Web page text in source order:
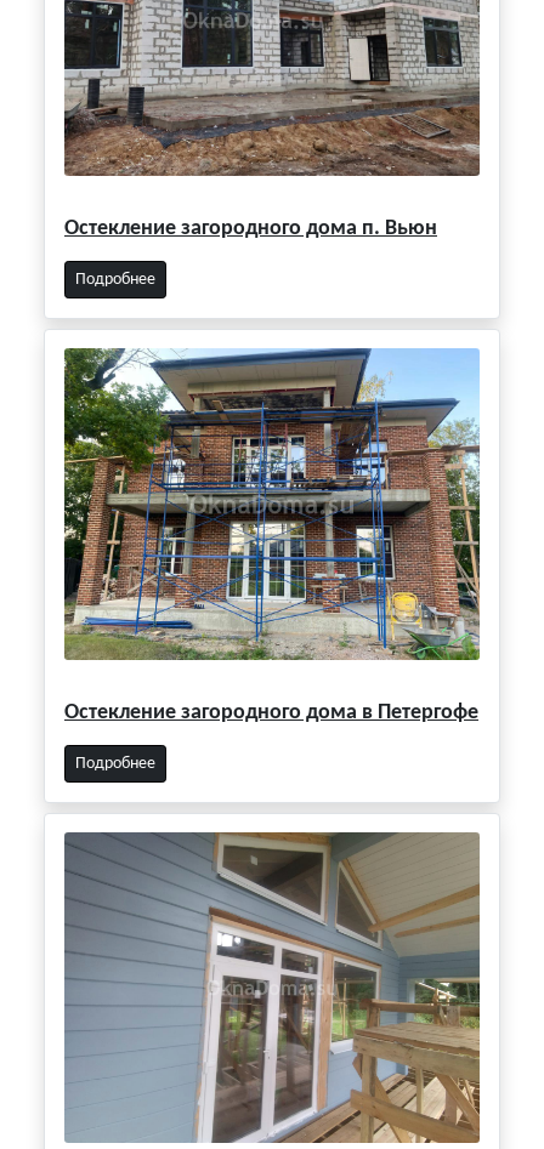
Остекление загородного дома п. Вьюн
Подробнее
Остекление загородного дома в Петергофе
Подробнее